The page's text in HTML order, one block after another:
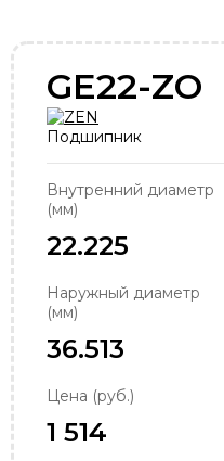
+7 (831) 215-14-27
order@podshipnik-nn.ru
GE22-ZO
Подшипник
Внутренний диаметр
(мм)
22.225
Наружный диаметр
(мм)
36.513
Цена (руб.)
1 514